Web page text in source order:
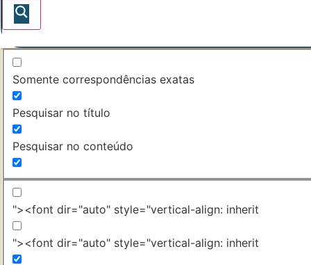
Somente correspondências exatas
Pesquisar no título
Pesquisar no conteúdo
"><font dir="auto" style="vertical-align: inherit
"><font dir="auto" style="vertical-align: inherit